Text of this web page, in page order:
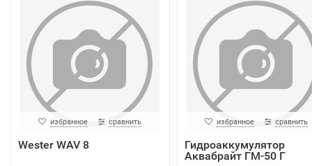
избранное сравнить
Wester WAV 8
избранное сравнить
Гидроаккумулятор
Аквабрайт ГМ-50 Г